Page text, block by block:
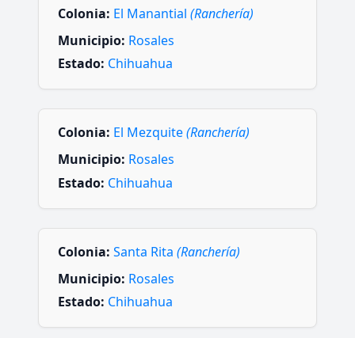
Colonia: El Manantial (Ranchería)
Municipio: Rosales
Estado: Chihuahua
Colonia: El Mezquite(Ranchería)
Municipio: Rosales
Estado: Chihuahua
Colonia: Santa Rita (Ranchería)
Municipio: Rosales
Estado: Chihuahua